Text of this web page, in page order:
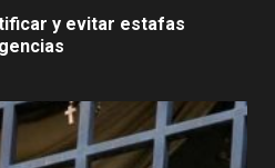
y evitar estafas